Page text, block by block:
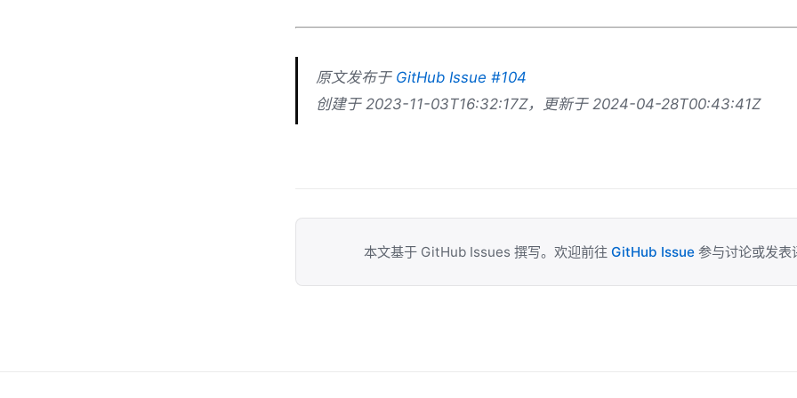
原文发布于 GitHub Issue #104
创建于 2023-11-03T16:32:17Z，更新于 2024-04-28T00:43:41Z
本文基于 GitHub Issues 撰写。欢迎前往 GitHub Issue 参与讨论或发表